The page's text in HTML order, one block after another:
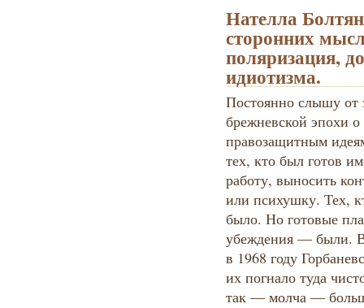
Нателла
сторонних
поляризация,
идиотизма.
Постоянно слышу от
брежневской эпохи
правозащитным
тех, кто был готов
работу, выносить
или психушку. Тех,
было. Но готовые
убеждения — были.
в 1968 году
их погнало туда
так — молча —